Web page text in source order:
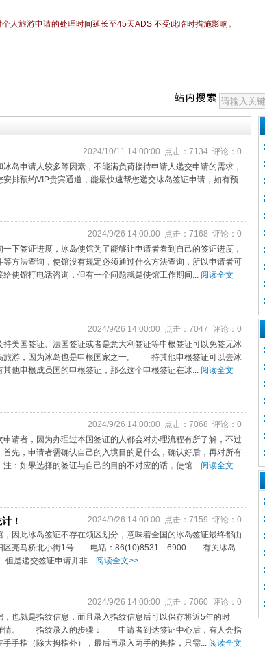
人旅游申请的处理时间延长至45天ADS 不受此临时措施影响。
2024/10/11 14:00:00 点击：7134 评论：0
岛申请人较多等因素，不能满负荷接待申请人递交申请的需求，
排预约VIP贵宾通道，能最快速帮您递交冰岛签证申请，如有预
2024/9/26 14:00:00 点击：7168 评论：0
下签证进度，冰岛使馆为了能够让申请者看到自己的签证进度，
法查询，使馆没有规定必须通过什么方法查询，所以申请者可
馆打电话咨询，但有一个问题就是使馆工作期间... 阅读全文
2024/9/26 14:00:00 点击：7047 评论：0
美国签证、法国签证或者是意大利签证等申根签证可以免签无冰
旅游，因为冰岛也是申根国家之一。 持其他申根签证可以去冰
申根成员国的申根签证，那么这个申根签证在冰... 阅读全文
2024/9/26 14:00:00 点击：7068 评论：0
请者，因为办理过本国签证的人都会对办理流程有所了解，不过
申请者需确认自己的入境目的是什么，确认好后，再对所有
如果选择的签证与自己的目的不对应的话，使馆... 阅读全文
2024/9/26 14:00:00 点击：7159 评论：0
！
因此冰岛签证不存在领区划分，意味着全国的冰岛签证最终都由
亮马桥北小街1号 电话：86(10)8531－6900 有关冰岛
是递交签证申请并非... 阅读全文>>
2024/9/26 14:00:00 点击：7060 评论：0
也就是指纹信息，而且录入指纹信息后可以保存将近5年的时
详情。 指纹录入的步骤： 申请者到达签证中心后，有人会指
手指（除大拇指外），最后再录入两手的拇指，只需... 阅读全文